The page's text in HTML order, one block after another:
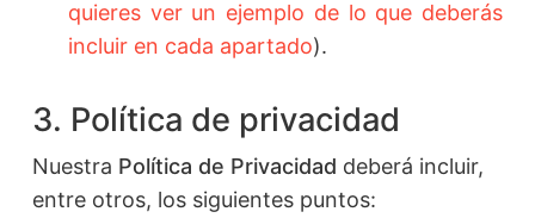
quieres ver un ejemplo de lo que deberás
incluir en cada apartado).
3. Política de privacidad
Nuestra Política de Privacidad deberá incluir,
entre otros, los siguientes puntos: